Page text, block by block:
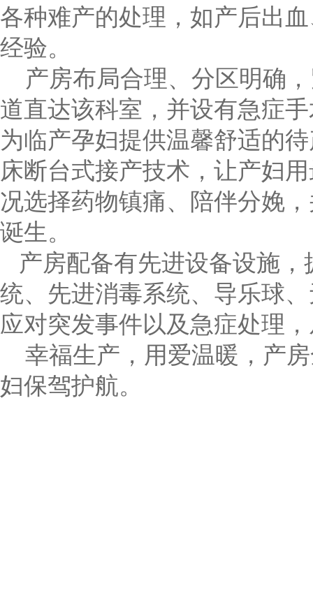
各种难产的处理，如产后出
经验。
产房布局合理、分区明确
道直达该科室，并设有急症
为临产孕妇提供温馨舒适的
床断台式接产技术，让产妇
况选择药物镇痛、陪伴分娩
诞生。
产房配备有先进设备设施，
统、先进消毒系统、导乐球
应对突发事件以及急症处理
幸福生产，用爱温暖，产
妇保驾护航。